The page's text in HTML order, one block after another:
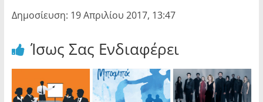
Δημοσίευση: 19 Απριλίου 2017, 13:47
Ίσως Σας Ενδιαφέρει